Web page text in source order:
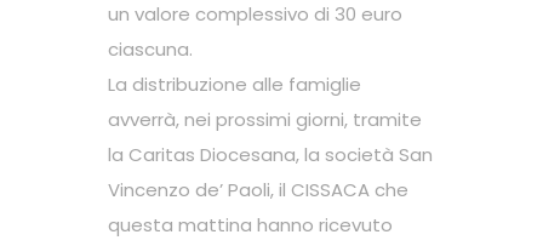
un valore complessivo di 30 euro
ciascuna.
La distribuzione alle famiglie
avverrà, nei prossimi giorni, tramite
la Caritas Diocesana, la società San
Vincenzo de’ Paoli, il CISSACA che
questa mattina hanno ricevuto